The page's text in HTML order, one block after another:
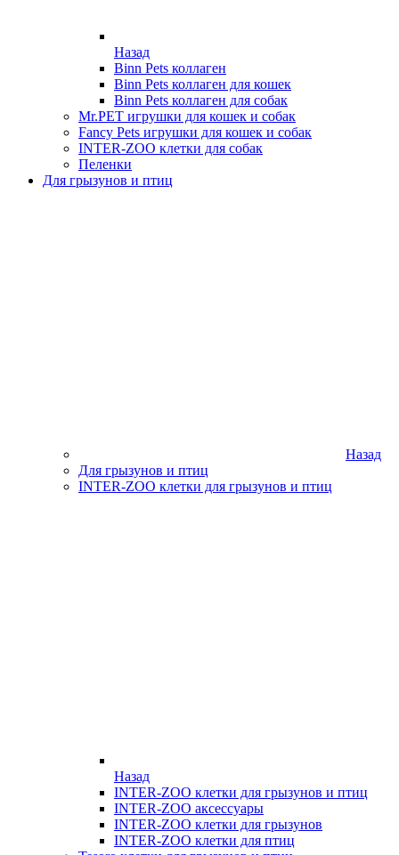
Назад
Binn Pets коллаген
Binn Pets коллаген для кошек
Binn Pets коллаген для собак
Mr.PET игрушки для кошек и собак
Fancy Pets игрушки для кошек и собак
INTER-ZOO клетки для собак
Пеленки
Для грызунов и птиц
Назад
Для грызунов и птиц
INTER-ZOO клетки для грызунов и птиц
Назад
INTER-ZOO клетки для грызунов и птиц
INTER-ZOO аксессуары
INTER-ZOO клетки для грызунов
INTER-ZOO клетки для птиц